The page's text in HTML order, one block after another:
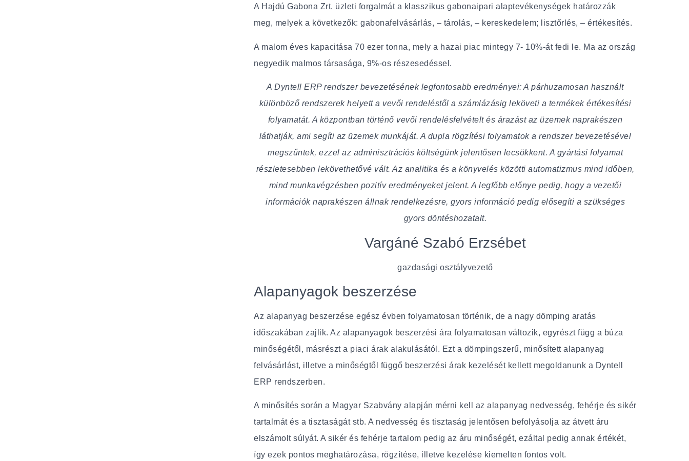
A Hajdú Gabona Zrt. üzleti forgalmát a klasszikus gabonaipari alaptevékenységek határozzák
meg, melyek a következők: gabonafelvásárlás, – tárolás, – kereskedelem; lisztőrlés, – értékesítés.
A malom éves kapacitása 70 ezer tonna, mely a hazai piac mintegy 7- 10%-át fedi le. Ma az ország
negyedik malmos társasága, 9%-os részesedéssel.
A Dyntell ERP rendszer bevezetésének legfontosabb eredményei: A párhuzamosan használt
különböző rendszerek helyett a vevői rendeléstől a számlázásig leköveti a termékek értékesítési
folyamatát. A központban történő vevői rendelésfelvételt és árazást az üzemek naprakészen
láthatják, ami segíti az üzemek munkáját. A dupla rögzítési folyamatok a rendszer bevezetésével
megszűntek, ezzel az adminisztrációs költségünk jelentősen lecsökkent. A gyártási folyamat
részletesebben lekövethetővé vált. Az analitika és a könyvelés közötti automatizmus mind időben,
mind munkavégzésben pozitív eredményeket jelent. A legfőbb előnye pedig, hogy a vezetői
információk naprakészen állnak rendelkezésre, gyors információ pedig elősegíti a szükséges
gyors döntéshozatalt.
Vargáné Szabó Erzsébet
gazdasági osztályvezető
Alapanyagok beszerzése
Az alapanyag beszerzése egész évben folyamatosan történik, de a nagy dömping aratás
időszakában zajlik. Az alapanyagok beszerzési ára folyamatosan változik, egyrészt függ a búza
minőségétől, másrészt a piaci árak alakulásától. Ezt a dömpingszerű, minősített alapanyag
felvásárlást, illetve a minőségtől függő beszerzési árak kezelését kellett megoldanunk a Dyntell
ERP rendszerben.
A minősítés során a Magyar Szabvány alapján mérni kell az alapanyag nedvesség, fehérje és sikér
tartalmát és a tisztaságát stb. A nedvesség és tisztaság jelentősen befolyásolja az átvett áru
elszámolt súlyát. A sikér és fehérje tartalom pedig az áru minőségét, ezáltal pedig annak értékét,
így ezek pontos meghatározása, rögzítése, illetve kezelése kiemelten fontos volt.